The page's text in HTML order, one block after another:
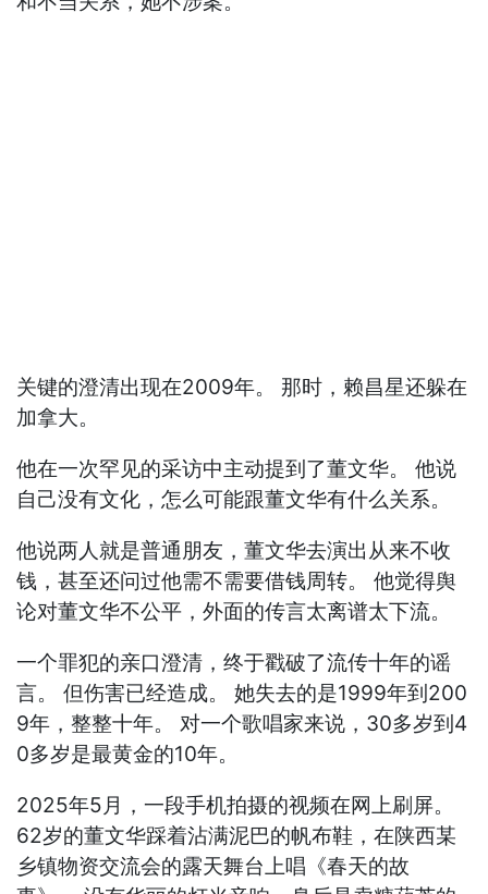
关键的澄清出现在2009年。 那时，赖昌星还躲在
加拿大。
他在一次罕见的采访中主动提到了董文华。 他说
自己没有文化，怎么可能跟董文华有什么关系。
他说两人就是普通朋友，董文华去演出从来不收
钱，甚至还问过他需不需要借钱周转。 他觉得舆
论对董文华不公平，外面的传言太离谱太下流。
一个罪犯的亲口澄清，终于戳破了流传十年的谣
言。 但伤害已经造成。 她失去的是1999年到200
9年，整整十年。 对一个歌唱家来说，30多岁到4
0多岁是最黄金的10年。
2025年5月，一段手机拍摄的视频在网上刷屏。
62岁的董文华踩着沾满泥巴的帆布鞋，在陕西某
乡镇物资交流会的露天舞台上唱《春天的故